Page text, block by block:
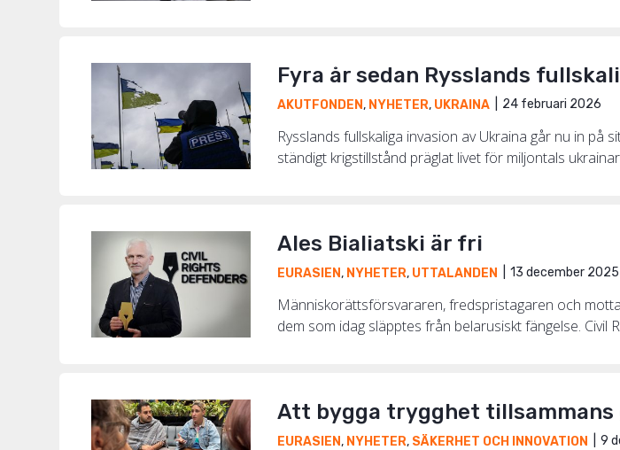
Fyra år sedan Rysslands
AKUTFONDEN, NYHETER, UKRAINA 24 februari 2026
Rysslands fullskaliga invasion av Ukraina går nu in
ständigt krigstillstånd präglat livet för miljontals
Ales Bialiatski är fri
EURASIEN, NYHETER, UTTALANDEN 13 december 2025
Människorättsförsvararen, fredspristagaren och
dem som idag släpptes från belarusiskt fängelse. Civil
Att bygga trygghet tillsammans
EURASIEN, NYHETER, SÄKERHET OCH INNOVATION 9